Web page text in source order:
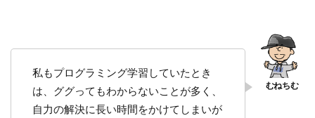
私もプログラミング学習していたとき
は、ググってもわからないことが多く、
自力の解決に長い時間をかけてしまいが